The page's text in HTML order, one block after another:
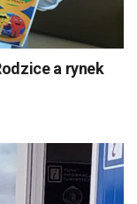
a rynek